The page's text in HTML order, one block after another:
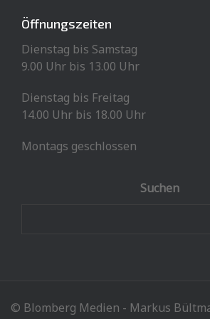
Öffnungszeiten
Dienstag bis Samstag
9.00 Uhr bis 13.00 Uhr
Dienstag bis Freitag
14.00 Uhr bis 18.00 Uhr
Montags geschlossen
Suchen
© Blomberg Medien - Markus